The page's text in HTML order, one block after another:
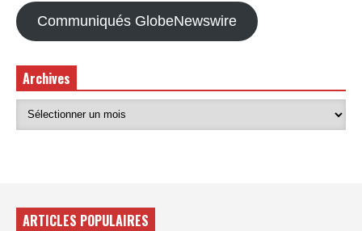
Communiqués GlobeNewswire
Archives
ARTICLES POPULAIRES